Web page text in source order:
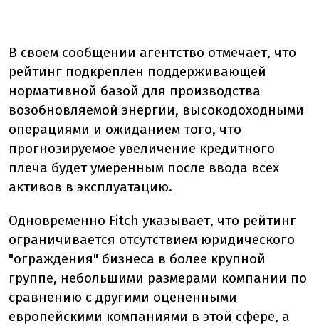
В своем сообщении агентство отмечает, что
рейтинг подкреплен поддерживающей
нормативной базой для производства
возобновляемой энергии, высокодоходными
операциями и ожиданием того, что
прогнозируемое увеличение кредитного
плеча будет умеренным после ввода всех
активов в эксплуатацию.
Одновременно Fitch указывает, что рейтинг
ограничивается отсутствием юридического
"ограждения" бизнеса в более крупной
группе, небольшими размерами компании по
сравнению с другими оцененными
европейскими компаниями в этой сфере, а